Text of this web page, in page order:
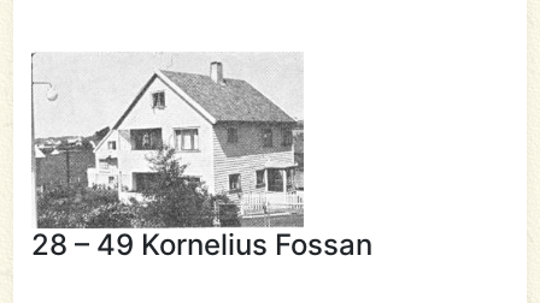
28 – 49 Kornelius Fossan